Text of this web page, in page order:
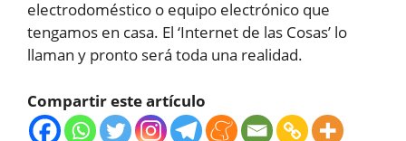
electrodoméstico o equipo electrónico que
tengamos en casa. El ‘Internet de las Cosas’ lo
llaman y pronto será toda una realidad.
Compartir este artículo